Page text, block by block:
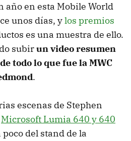
año en esta Mobile World
unos días, ylos premios
es una muestra de ello.
subirun video resumen
todo lo que fue la MWC
.
escenas de Stephen
Microsoft Lumia 640 y 640
del stand de la